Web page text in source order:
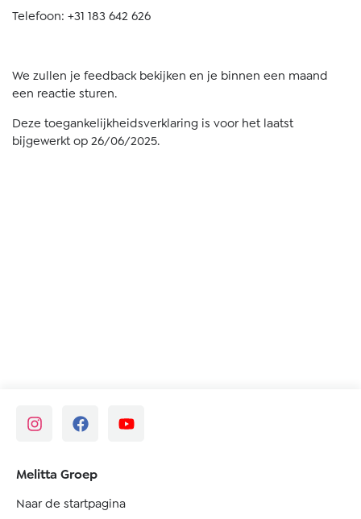
Telefoon: +31 183 642 626
We zullen je feedback bekijken en je binnen een maand
een reactie sturen.
Deze toegankelijkheidsverklaring is voor het laatst
bijgewerkt op 26/06/2025.
Melitta Groep
Naar de startpagina